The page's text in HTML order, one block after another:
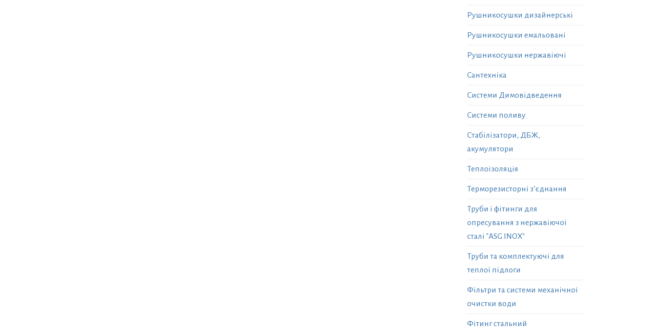
Рушникосушки дизайнерські
Рушникосушки емальовані
Рушникосушки нержавіючі
Сантехніка
Системи Димовідведення
Системи поливу
Стабілізатори, ДБЖ,
акумулятори
Теплоізоляція
Терморезисторні з’єднання
Труби і фітинги для
опресування з нержавіючої
сталі "ASG INOX"
Труби та комплектуючі для
теплої підлоги
Фільтри та системи механічної
очистки води
Фітинг стальний